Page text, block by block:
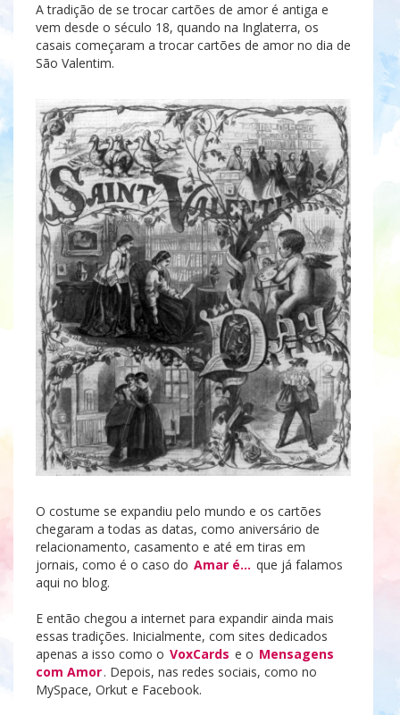
A tradição de se trocar cartões de amor é antiga e
vem desde o século 18, quando na Inglaterra, os
casais começaram a trocar cartões de amor no dia de
São Valentim.
O costume se expandiu pelo mundo e os cartões
chegaram a todas as datas, como aniversário de
relacionamento, casamento e até em tiras em
jornais, como é o caso do Amar é… que já falamos
aqui no blog.
E então chegou a internet para expandir ainda mais
essas tradições. Inicialmente, com sites dedicados
apenas a isso como o VoxCards e o Mensagens
com Amor. Depois, nas redes sociais, como no
MySpace, Orkut e Facebook.